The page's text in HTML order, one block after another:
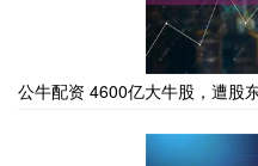
公牛配资 4600亿大牛股，遭股东